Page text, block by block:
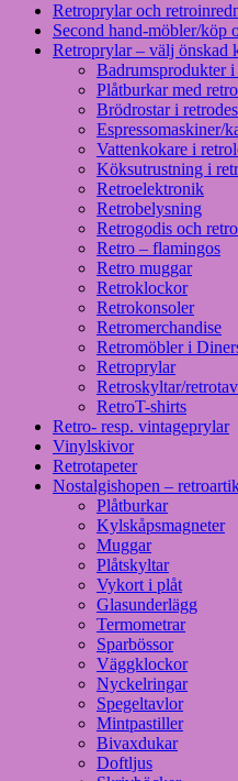
Retroprylar och
Second hand-möbler/köp
Retroprylar – välj önskad
Badrumsprodukter i
Plåtburkar med
Brödrostar i
Espressomaskiner/
Vattenkokare i
Köksutrustning i
Retroelektronik
Retrobelysning
Retrogodis och
Retro – flamingos
Retro muggar
Retroklockor
Retrokonsoler
Retromerchandise
Retromöbler i
Retroprylar
Retroskyltar/
RetroT-shirts
Retro- resp. vintageprylar
Vinylskivor
Retrotapeter
Nostalgishopen –
Plåtburkar
Kylskåpsmagneter
Muggar
Plåtskyltar
Vykort i plåt
Glasunderlägg
Termometrar
Sparbössor
Väggklockor
Nyckelringar
Spegeltavlor
Mintpastiller
Bivaxdukar
Doftljus